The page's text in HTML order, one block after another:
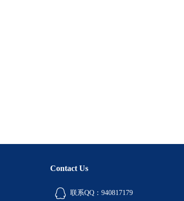
Contact Us
联系QQ：940817179